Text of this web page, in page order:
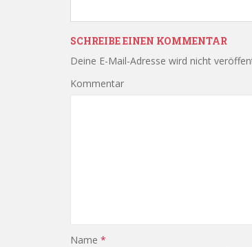
SCHREIBE EINEN KOMMENTAR
Deine E-Mail-Adresse wird nicht
Kommentar
Name *